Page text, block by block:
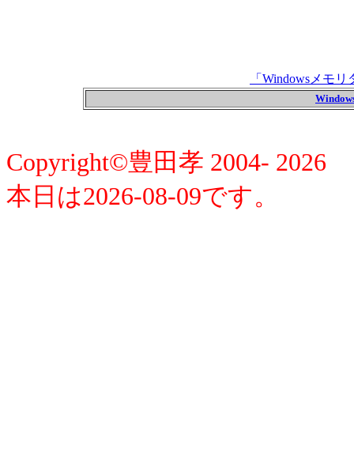
「Windowsメモ
Copyright©豊田孝 2004- 2026
本日は2026-08-09です。